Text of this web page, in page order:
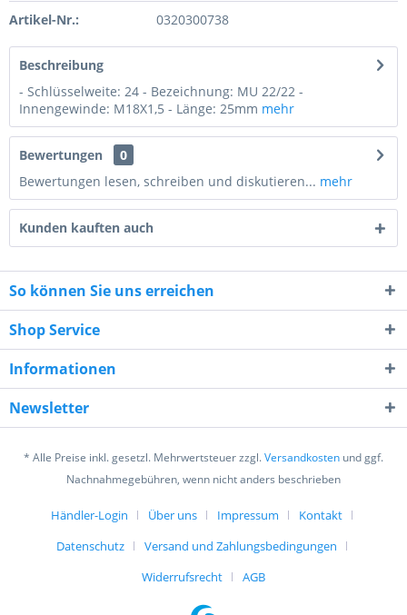
7 - 6 = ?
Ich habe die Datenschutzerklärung
verstanden und stimme zu. *
Mit * gekennzeichnete Felder sind Pflichtfelder.
Senden
Artikel-Nr.: 0320300738
Beschreibung
- Schlüsselweite: 24 - Bezeichnung: MU 22/22 -
Innengewinde: M18X1,5 - Länge: 25mm mehr
Bewertungen
0
Bewertungen lesen, schreiben und diskutieren... mehr
Kunden kauften auch
So können Sie uns erreichen
Shop Service
Informationen
Newsletter
* Alle Preise inkl. gesetzl. Mehrwertsteuer zzgl.Versandkosten und ggf.
Nachnahmegebühren, wenn nicht anders beschrieben
Händler-Login Über uns Impressum
Kontakt
Datenschutz
Versand und Zahlungsbedingungen
Widerrufsrecht
AGB